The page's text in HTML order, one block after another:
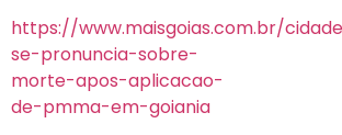
https://www.maisgoias.com.br/
se-pronuncia-sobre-
morte-apos-aplicacao-
de-pmma-em-goiania